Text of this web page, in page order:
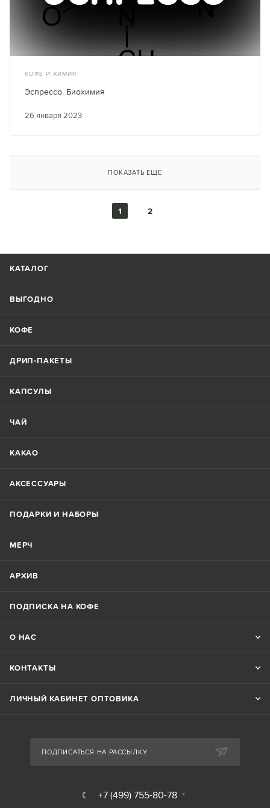
КОФЕ И ХИМИЯ
26 января 2023
Эспрессо. Биохимия
ПОКАЗАТЬ ЕЩЕ
1 2
КАТАЛОГ
ВЫГОДНО
КОФЕ
ДРИП-ПАКЕТЫ
КАПСУЛЫ
ЧАЙ
КАКАО
АКСЕССУАРЫ
ПОДАРКИ И НАБОРЫ
МЕРЧ
АРХИВ
ПОДПИСКА НА КОФЕ
О НАС
КОНТАКТЫ
ЛИЧНЫЙ КАБИНЕТ ОПТОВИКА
ПОДПИСАТЬСЯ НА РАССЫЛКУ
+7 (499) 755-80-78